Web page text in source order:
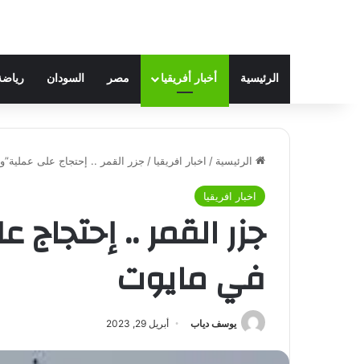
الرئيسية أخبار أفريقيا مصر السودان
الرئيسية / اخبار افريقيا / جزر القمر .. إحتجاج على
اخبار افريقيا
جزر القمر ..
في مايوت
يوسف دياب أبريل 29, 2023